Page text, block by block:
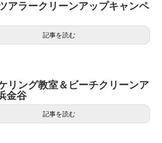
アラークリーンアップキャンペ
記事を読む
リング教室＆ビーチクリーンア
金谷
記事を読む